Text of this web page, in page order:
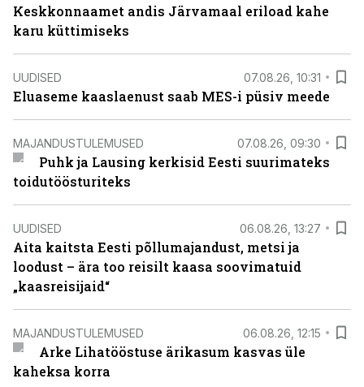
Keskkonnaamet andis Järvamaal eriload kahe
karu küttimiseks
UUDISED 07.08.26, 10:31
Eluaseme kaaslaenust saab MES-i püsiv meede
MAJANDUSTULEMUSED 07.08.26, 09:30
Puhk ja Lausing kerkisid Eesti suurimateks
toidutöösturiteks
UUDISED 06.08.26, 13:27
Aita kaitsta Eesti põllumajandust, metsi ja
loodust – ära too reisilt kaasa soovimatuid
„kaasreisijaid“
MAJANDUSTULEMUSED 06.08.26, 12:15
Arke Lihatööstuse ärikasum kasvas üle
kaheksa korra